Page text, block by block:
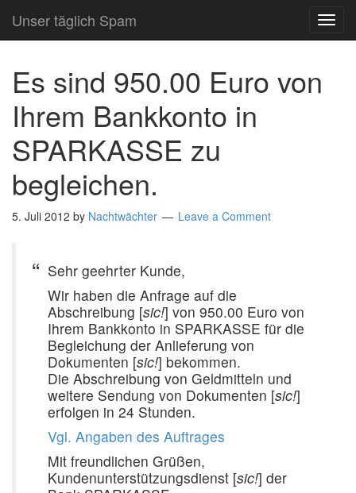
Unser täglich Spam
Es sind 950.00 Euro von
Ihrem Bankkonto in
SPARKASSE zu
begleichen.
5. Juli 2012 by Nachtwächter Leave a Comment
Sehr geehrter Kunde,
Wir haben die Anfrage auf die
Abschreibung [sic!] von 950.00 Euro von
Ihrem Bankkonto in SPARKASSE für die
Begleichung der Anlieferung von
Dokumenten [sic!] bekommen.
Die Abschreibung von Geldmitteln und
weitere Sendung von Dokumenten [sic!]
erfolgen in 24 Stunden.
Vgl. Angaben des Auftrages
Mit freundlichen Grüßen,
Kundenunterstützungsdienst [sic!] der